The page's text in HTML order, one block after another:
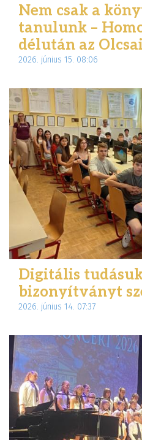
Nem csak a
tanulunk –
délután az
2026. június 15. 08:06
Digitális
bizonyítványt
2026. június 14. 07:37